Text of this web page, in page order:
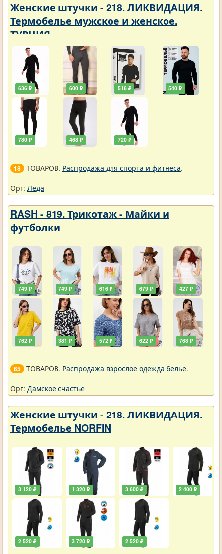
Женские штучки - 218. ЛИКВИДАЦИЯ.
Термобелье мужское и женское.
ТУРЦИЯ
636 ₽
780 ₽
600 ₽
468 ₽
516 ₽
720 ₽
540 ₽
18 ТОВАРОВ. Распродажа для спорта и фитнеса.
Орг: Леда
RASH - 819. Трикотаж - Майки и
футболки
749 ₽
762 ₽
749 ₽
381 ₽
616 ₽
572 ₽
679 ₽
622 ₽
427 ₽
768 ₽
65 ТОВАРОВ. Распродажа взрослое одежда белье.
Орг: Дамское счастье
Женские штучки - 218. ЛИКВИДАЦИЯ.
Термобелье NORFIN
3 120 ₽
2 520 ₽
1 320 ₽
3 720 ₽
3 600 ₽
2 520 ₽
2 400 ₽